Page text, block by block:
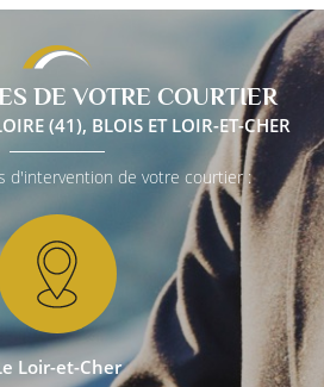
INSCRIPTION
Rejoignez-
DE VOTRE COURTIER
(41), BLOIS ET LOIR-ET-CHER
d'intervention de votre courtier :
Loir-et-Cher